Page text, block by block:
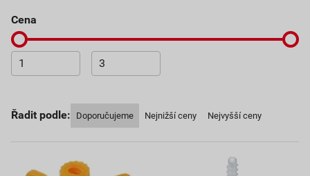
cena
Řadit podle: Doporučujeme Nejnižší ceny Nejvyšší ceny